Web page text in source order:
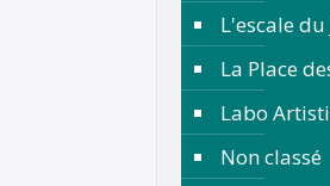
L'escale du
La Place
Labo
Non classé